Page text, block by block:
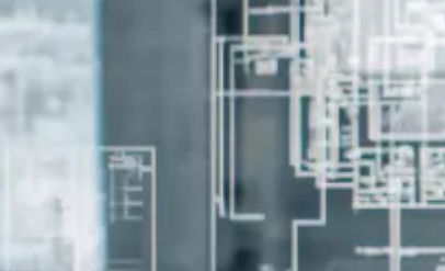
Acheter des normes